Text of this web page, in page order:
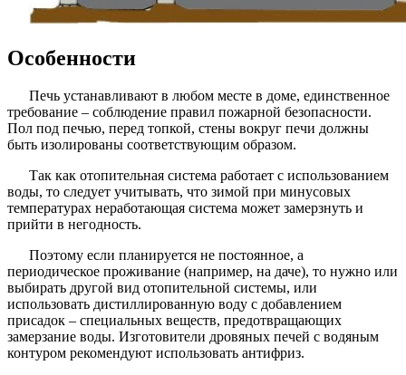
Особенности
Печь устанавливают в любом месте в доме, единственное
требование – соблюдение правил пожарной безопасности.
Пол под печью, перед топкой, стены вокруг печи должны
быть изолированы соответствующим образом.
Так как отопительная система работает с использованием
воды, то следует учитывать, что зимой при минусовых
температурах неработающая система может замерзнуть и
прийти в негодность.
Поэтому если планируется не постоянное, а
периодическое проживание (например, на даче), то нужно или
выбирать другой вид отопительной системы, или
использовать дистиллированную воду с добавлением
присадок – специальных веществ, предотвращающих
замерзание воды. Изготовители дровяных печей с водяным
контуром рекомендуют использовать антифриз.